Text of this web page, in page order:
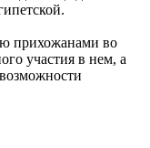
прихожанами во
участия в нем, а